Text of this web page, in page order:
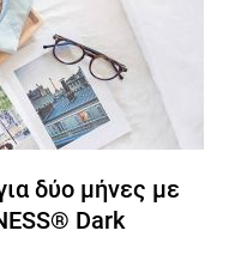
δύο μήνες με
Dark